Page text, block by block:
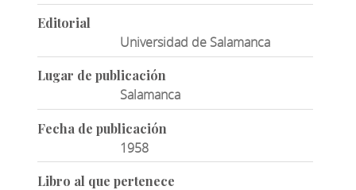
Editorial
Universidad de Salamanca
Lugar de publicación
Salamanca
Fecha de publicación
1958
Libro al que pertenece